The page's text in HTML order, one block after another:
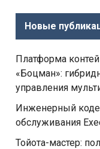
Новые
Платформа
«Боцман»:
управления
Инженерный
обслуживания
Тойота-мастер: